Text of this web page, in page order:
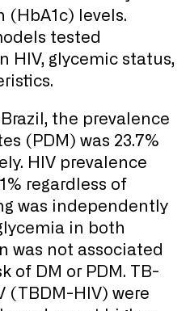
(HbA1c) levels.
tested
HIV, glycemic status,
Brazil, the prevalence
(PDM) was 23.7%
HIV prevalence
regardless of
was independently
in both
was not associated
of DM or PDM. TB-
(TBDM-HIV) were